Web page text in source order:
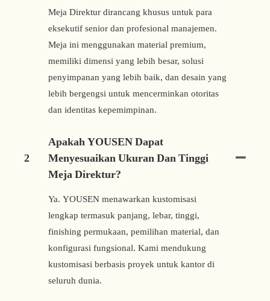
Meja Direktur dirancang khusus untuk para
eksekutif senior dan profesional manajemen.
Meja ini menggunakan material premium,
memiliki dimensi yang lebih besar, solusi
penyimpanan yang lebih baik, dan desain yang
lebih bergengsi untuk mencerminkan otoritas
dan identitas kepemimpinan.
2
Apakah YOUSEN Dapat
Menyesuaikan Ukuran Dan Tinggi
Meja Direktur?
Ya. YOUSEN menawarkan kustomisasi
lengkap termasuk panjang, lebar, tinggi,
finishing permukaan, pemilihan material, dan
konfigurasi fungsional. Kami mendukung
kustomisasi berbasis proyek untuk kantor di
seluruh dunia.